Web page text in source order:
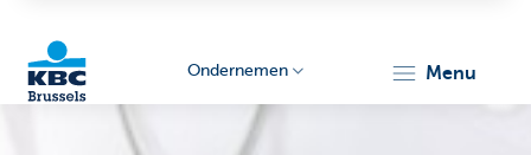
Ondernemen menu